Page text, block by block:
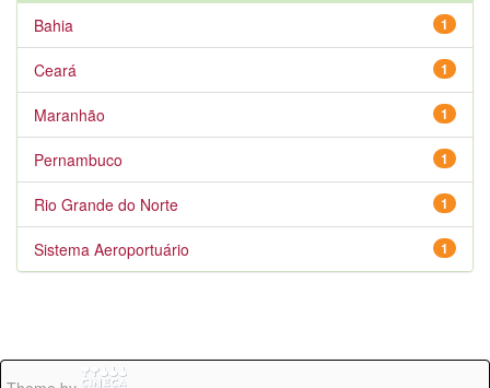
1
Bahia
1
Ceará
1
Maranhão
1
Pernambuco
1
Rio Grande do Norte
1
Sistema Aeroportuário